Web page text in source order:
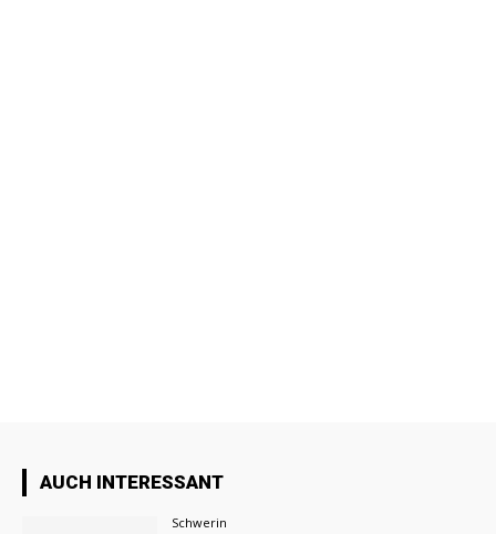
AUCH INTERESSANT
Schwerin